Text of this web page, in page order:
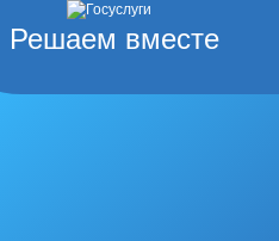
Решаем вместе